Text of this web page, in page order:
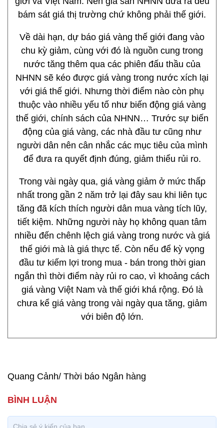
Trong mấy ngày qua, khi giá vàng giảm mạnh
người dân mua vàng nhiều hơn. Song với lượng
vàng trúng thầu qua các phiên mở thầu của
NHNN, PNJ đủ cung vàng đáp ứng nhu cầu của
người dân.
Vừa qua có nhiều ý kiến trái chiều về hiệu quả
các phiên đấu thầu vàng miếng của NHNN khi
chưa kéo được giá vàng trong nước và thế giới
về mặt quan điểm. Vì chủ trương NHNN qua các
phiên đấu thầu vàng là bình ổn thị trường vàng
chứ chưa phải thu hẹp khoảng cách giá vàng thế
giới và Việt Nam. Nên giá sàn NHNN đưa ra đều
bám sát giá thị trường chứ không phải thế giới.
Về dài hạn, dự báo giá vàng thế giới đang vào
chu kỳ giảm, cùng với đó là nguồn cung trong
nước tăng thêm qua các phiên đấu thầu của
NHNN sẽ kéo được giá vàng trong nước xích lại
với giá thế giới. Nhưng thời điểm nào còn phụ
thế giới, chính sách của NHNN… Trước sự biến
để đưa ra quyết định đúng, giảm thiểu rủi ro.
Trong vài ngày qua, giá vàng giảm ở mức thấp
nhất trong gần 2 năm trở lại đây sau khi liên tục